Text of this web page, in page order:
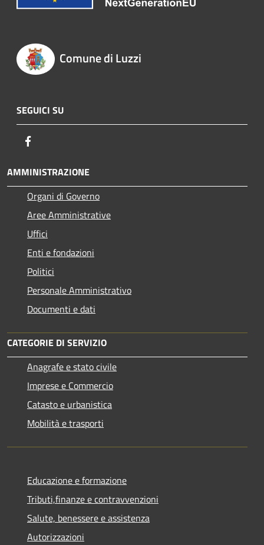
Comune di Luzzi
SEGUICI SU
AMMINISTRAZIONE
Organi di Governo
Aree Amministrative
Uffici
Enti e fondazioni
Politici
Personale Amministrativo
Documenti e dati
CATEGORIE DI SERVIZIO
Anagrafe e stato civile
Imprese e Commercio
Catasto e urbanistica
Mobilità e trasporti
Educazione e formazione
Tributi,finanze e contravvenzioni
Salute, benessere e assistenza
Autorizzazioni